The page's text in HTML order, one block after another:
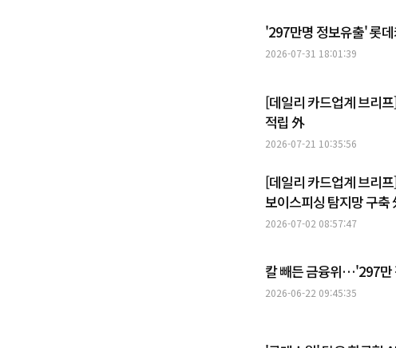
'297만명 정보유출' 롯
2026-07-31 18:01:39
[데일리 카드업계 브리
적립 外
2026-07-21 10:35:56
[데일리 카드업계 브리
보이스피싱 탐지망 구축
2026-07-02 08:57:47
칼 빼든 금융위…'297만
2026-06-22 09:45:35